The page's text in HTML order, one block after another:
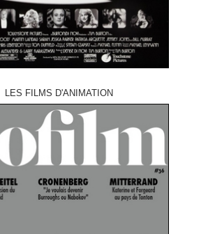
LES FILMS D'ANIMATION